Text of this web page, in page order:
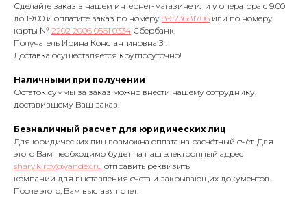
Сделайте заказ в нашем интернет-магазине или у оператора с 9:00
до 19:00 и оплатите заказ по номеру 89123681706 или по номеру
карты № 2202 2006 0561 0334 Сбербанк.
Получатель Ирина Константиновна З .
Доставка осуществляется круглосуточно!
Наличными при получении
Остаток суммы за заказ можно внести нашему сотруднику,
доставившему Ваш заказ.
Безналичный расчет для юридических лиц
Для юридических лиц возможна оплата на расчётный счёт. Для
этого Вам необходимо будет на наш электронный адрес
shary.kirov@yandex.ru отправить реквизиты
компании для выставления счета и закрывающих документов.
После этого, Вам выставят счет.